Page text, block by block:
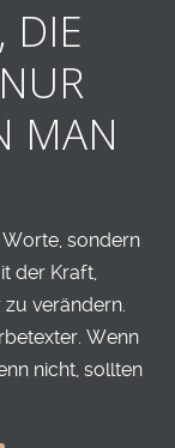
DIE
MAN
sondern
der Kraft,
verändern.
Wenn
nicht, sollten